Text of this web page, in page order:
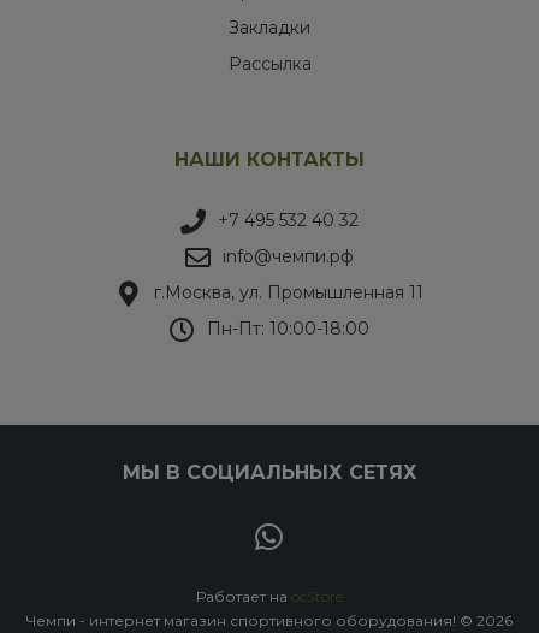
Закладки
Рассылка
НАШИ КОНТАКТЫ
+7 495 532 40 32
info@чемпи.рф
г.Москва, ул. Промышленная 11
Пн-Пт: 10:00-18:00
МЫ В СОЦИАЛЬНЫХ СЕТЯХ
Работает на ocStore
Чемпи - интернет магазин спортивного оборудования! © 2026